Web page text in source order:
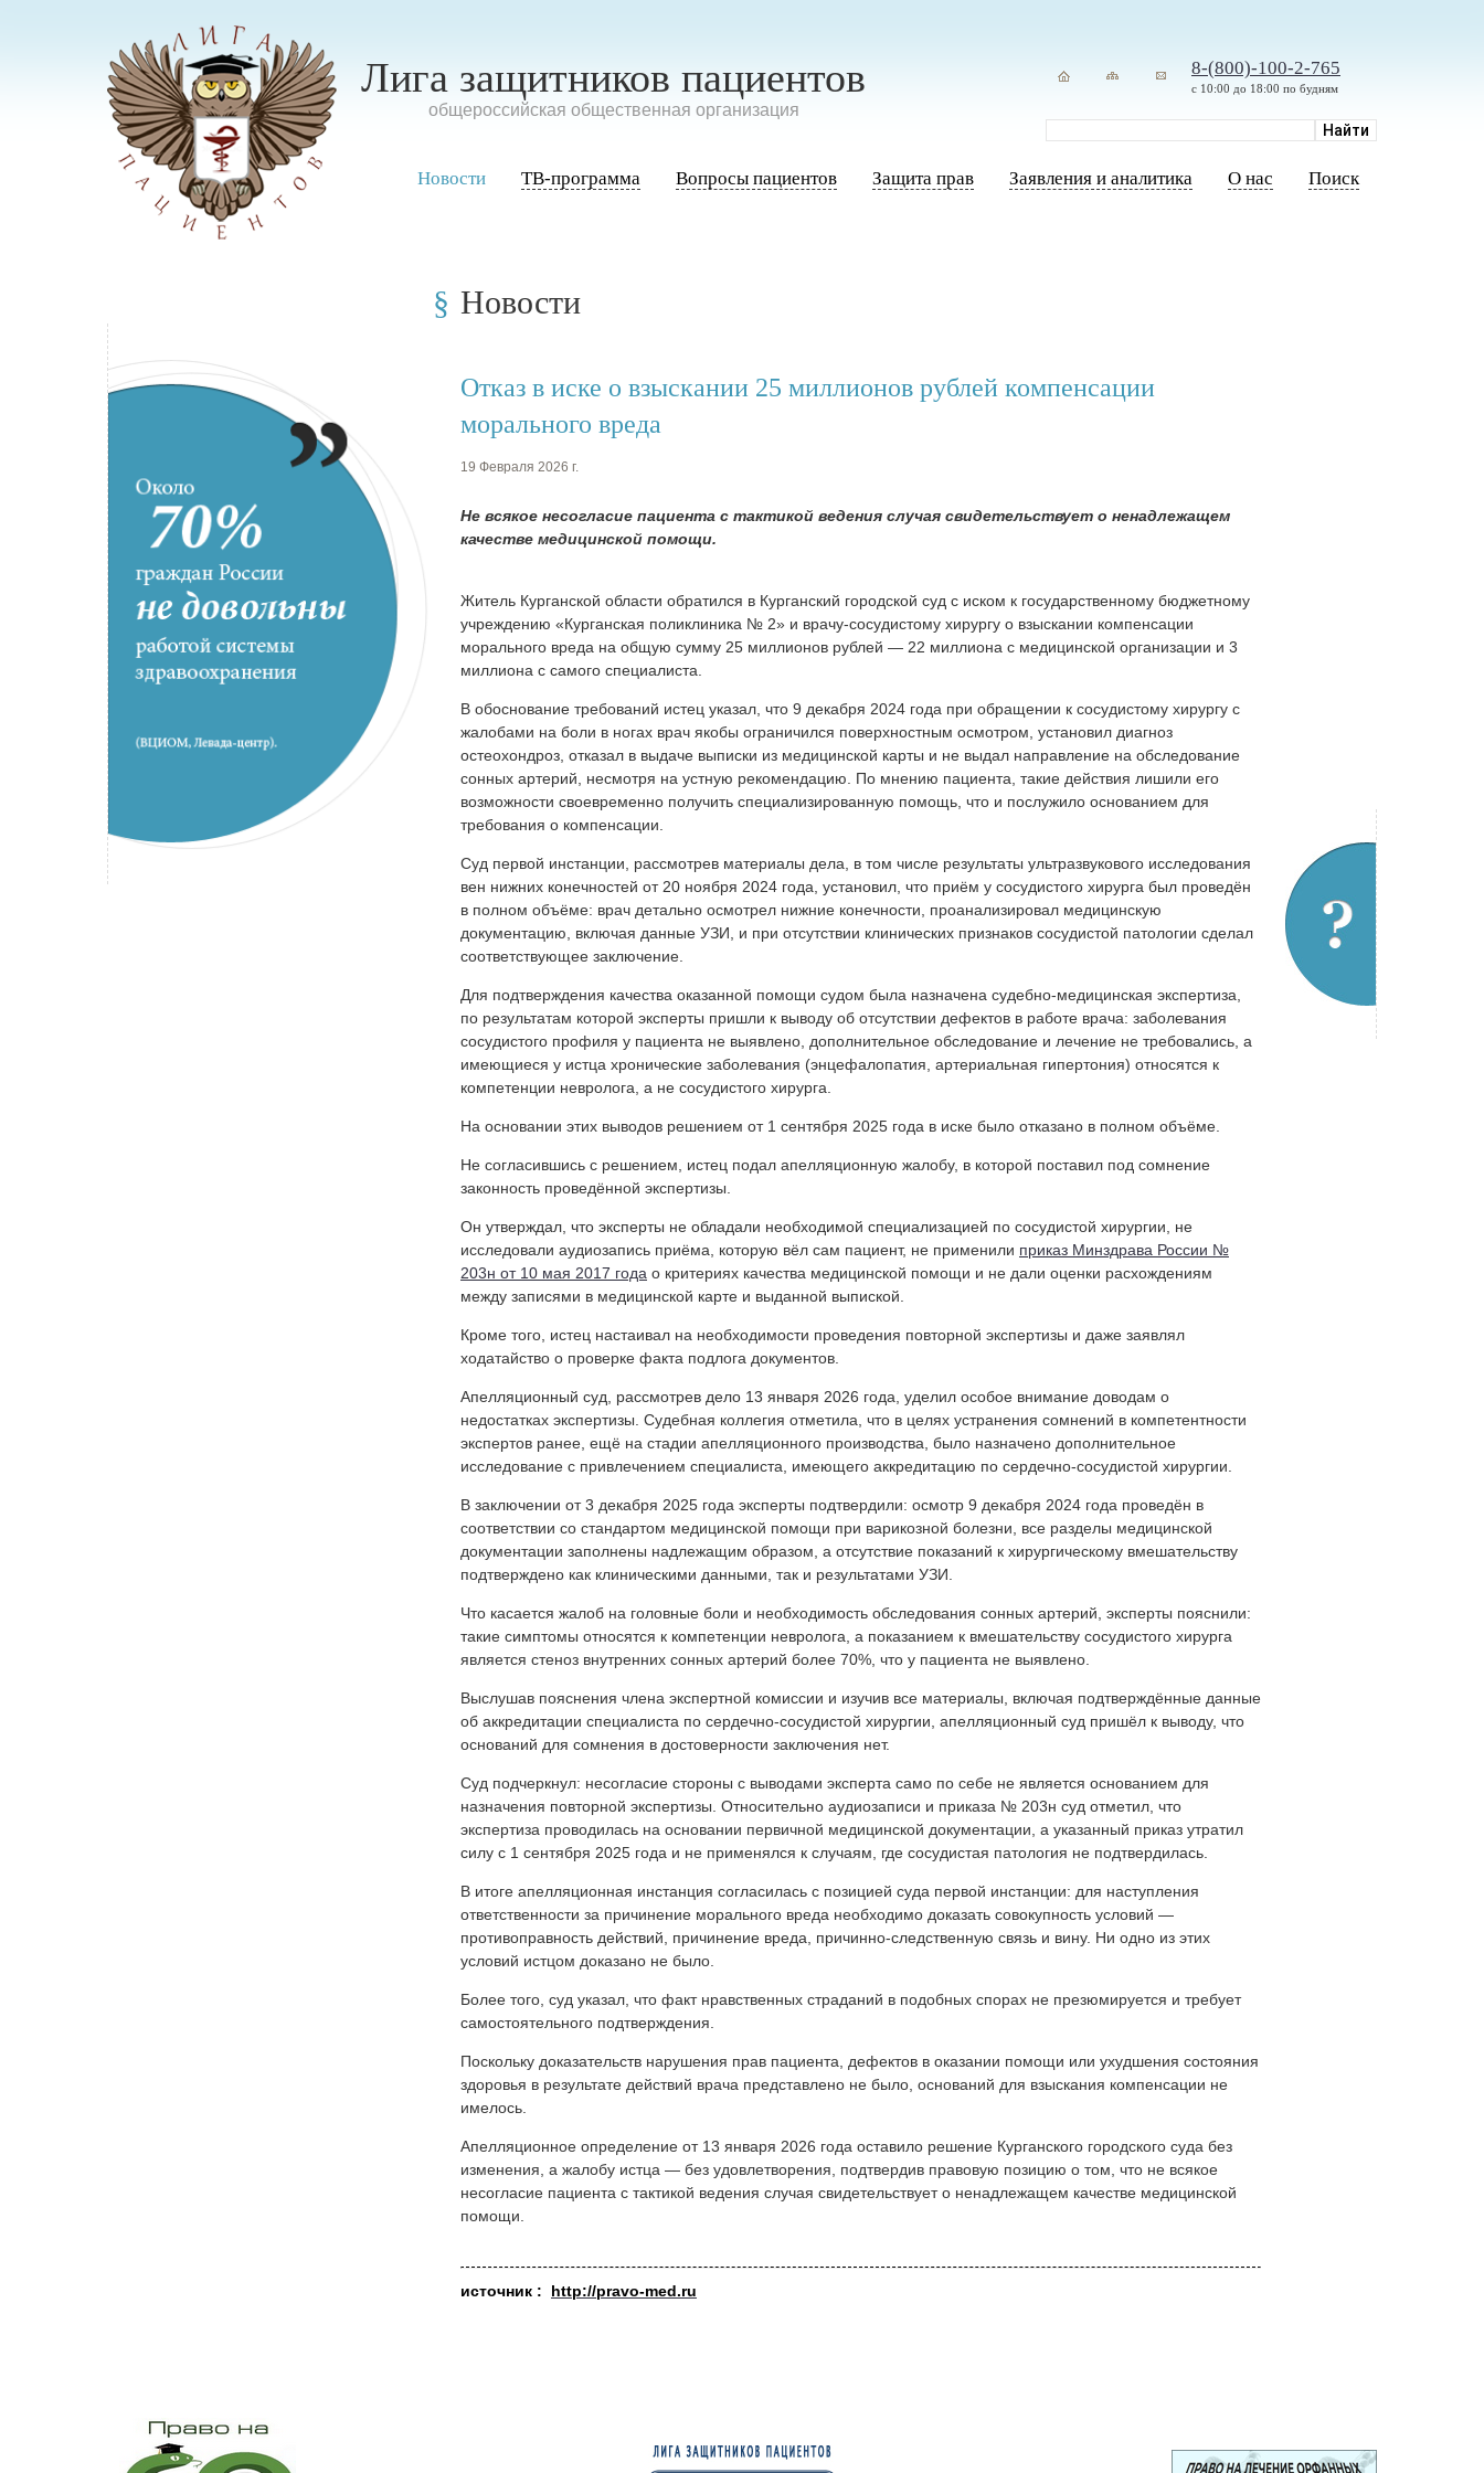
Лига защитников пациентов
oбщероссийская общественная организация
8-(800)-100-2-765
с 10:00 до 18:00 по будням
Новости ТВ-программа Вопросы пациентов Защита прав Заявления и аналитика О нас Поиск
Новости
Отказ в иске о взыскании 25 миллионов рублей компенсации
морального вреда
19 Февраля 2026 г.
Не всякое несогласие пациента с тактикой ведения случая свидетельствует о ненадлежащем
качестве медицинской помощи.
Житель Курганской области обратился в Курганский городской суд с иском к государственному бюджетному
учреждению «Курганская поликлиника № 2» и врачу-сосудистому хирургу о взыскании компенсации
морального вреда на общую сумму 25 миллионов рублей — 22 миллиона с медицинской организации и 3
миллиона с самого специалиста.
В обоснование требований истец указал, что 9 декабря 2024 года при обращении к сосудистому хирургу с
жалобами на боли в ногах врач якобы ограничился поверхностным осмотром, установил диагноз
остеохондроз, отказал в выдаче выписки из медицинской карты и не выдал направление на обследование
сонных артерий, несмотря на устную рекомендацию. По мнению пациента, такие действия лишили его
возможности своевременно получить специализированную помощь, что и послужило основанием для
требования о компенсации.
Суд первой инстанции, рассмотрев материалы дела, в том числе результаты ультразвукового исследования
вен нижних конечностей от 20 ноября 2024 года, установил, что приём у сосудистого хирурга был проведён
в полном объёме: врач детально осмотрел нижние конечности, проанализировал медицинскую
документацию, включая данные УЗИ, и при отсутствии клинических признаков сосудистой патологии сделал
соответствующее заключение.
Для подтверждения качества оказанной помощи судом была назначена судебно-медицинская экспертиза,
по результатам которой эксперты пришли к выводу об отсутствии дефектов в работе врача: заболевания
сосудистого профиля у пациента не выявлено, дополнительное обследование и лечение не требовались, а
имеющиеся у истца хронические заболевания (энцефалопатия, артериальная гипертония) относятся к
компетенции невролога, а не сосудистого хирурга.
На основании этих выводов решением от 1 сентября 2025 года в иске было отказано в полном объёме.
Не согласившись с решением, истец подал апелляционную жалобу, в которой поставил под сомнение
законность проведённой экспертизы.
Он утверждал, что эксперты не обладали необходимой специализацией по сосудистой хирургии, не
исследовали аудиозапись приёма, которую вёл сам пациент, не применили приказ Минздрава России №
203н от 10 мая 2017 года о критериях качества медицинской помощи и не дали оценки расхождениям
между записями в медицинской карте и выданной выпиской.
Кроме того, истец настаивал на необходимости проведения повторной экспертизы и даже заявлял
ходатайство о проверке факта подлога документов.
Апелляционный суд, рассмотрев дело 13 января 2026 года, уделил особое внимание доводам о
недостатках экспертизы. Судебная коллегия отметила, что в целях устранения сомнений в компетентности
экспертов ранее, ещё на стадии апелляционного производства, было назначено дополнительное
исследование с привлечением специалиста, имеющего аккредитацию по сердечно-сосудистой хирургии.
В заключении от 3 декабря 2025 года эксперты подтвердили: осмотр 9 декабря 2024 года проведён в
соответствии со стандартом медицинской помощи при варикозной болезни, все разделы медицинской
документации заполнены надлежащим образом, а отсутствие показаний к хирургическому вмешательству
подтверждено как клиническими данными, так и результатами УЗИ.
Что касается жалоб на головные боли и необходимость обследования сонных артерий, эксперты пояснили:
такие симптомы относятся к компетенции невролога, а показанием к вмешательству сосудистого хирурга
является стеноз внутренних сонных артерий более 70%, что у пациента не выявлено.
Выслушав пояснения члена экспертной комиссии и изучив все материалы, включая подтверждённые данные
об аккредитации специалиста по сердечно-сосудистой хирургии, апелляционный суд пришёл к выводу, что
оснований для сомнения в достоверности заключения нет.
Суд подчеркнул: несогласие стороны с выводами эксперта само по себе не является основанием для
назначения повторной экспертизы. Относительно аудиозаписи и приказа № 203н суд отметил, что
экспертиза проводилась на основании первичной медицинской документации, а указанный приказ утратил
силу с 1 сентября 2025 года и не применялся к случаям, где сосудистая патология не подтвердилась.
В итоге апелляционная инстанция согласилась с позицией суда первой инстанции: для наступления
ответственности за причинение морального вреда необходимо доказать совокупность условий —
противоправность действий, причинение вреда, причинно-следственную связь и вину. Ни одно из этих
условий истцом доказано не было.
Более того, суд указал, что факт нравственных страданий в подобных спорах не презюмируется и требует
самостоятельного подтверждения.
Поскольку доказательств нарушения прав пациента, дефектов в оказании помощи или ухудшения состояния
здоровья в результате действий врача представлено не было, оснований для взыскания компенсации не
имелось.
Апелляционное определение от 13 января 2026 года оставило решение Курганского городского суда без
изменения, а жалобу истца — без удовлетворения, подтвердив правовую позицию о том, что не всякое
несогласие пациента с тактикой ведения случая свидетельствует о ненадлежащем качестве медицинской
помощи.
источник : http://pravo-med.ru